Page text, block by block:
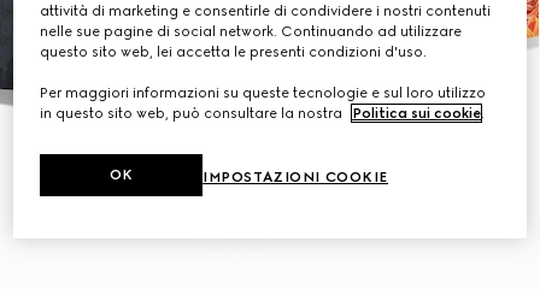
attività di marketing e consentirle di condividere i nostri contenuti
nelle sue pagine di social network. Continuando ad utilizzare
questo sito web, lei accetta le presenti condizioni d'uso.
Per maggiori informazioni su queste tecnologie e sul loro utilizzo
in questo sito web, può consultare la nostra
Politica sui cookie.
IMPOSTAZIONI COOKIE
OK